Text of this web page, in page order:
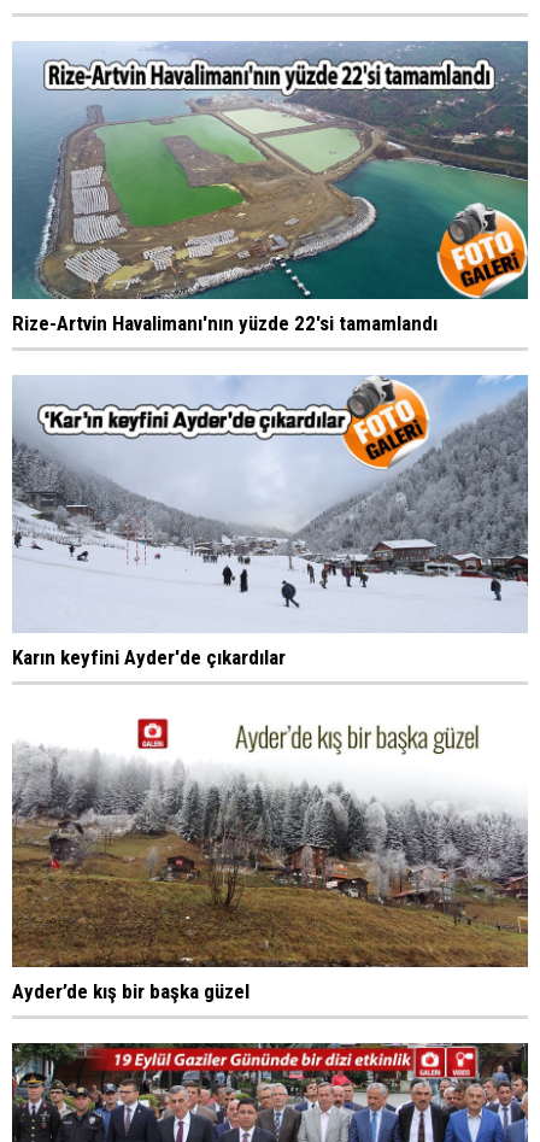
Rize-Artvin Havalimanı'nın yüzde 22'si tamamlandı
Karın keyfini Ayder'de çıkardılar
Ayder’de kış bir başka güzel